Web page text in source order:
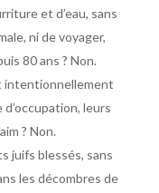
et d’eau, sans
ni de voyager,
80 ans ? Non.
intentionnellement
leurs
? Non.
juifs blessés, sans
les décombres de